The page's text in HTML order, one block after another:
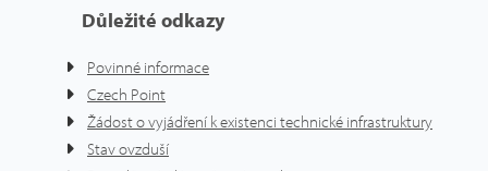
Důležité odkazy
Povinné informace
Czech Point
Žádost o vyjádření k existenci technické infrastruktury
Stav ovzduší